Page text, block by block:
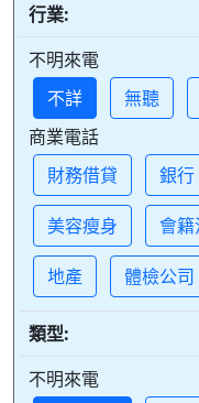
行業:
不明來電
不詳
無聽
商業電話
財務借貸
銀行
美容瘦身 會籍
地產 體檢公司
類型:
不明來電